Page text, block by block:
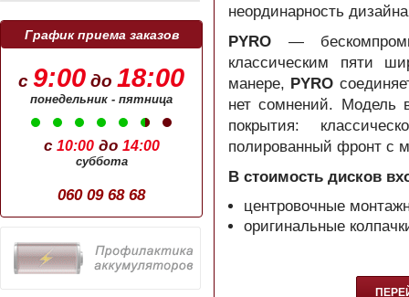
неординарность
PYRO —
классическим пяти
манере, PYRO
нет сомнений. Модель
покрытия:
полированный фронт с
В стоимость дисков
центровочные
оригинальные
График приема заказов
с 9:00 до 18:00
понедельник - пятница
с 10:00до 14:00
суббота
060 09 68 68